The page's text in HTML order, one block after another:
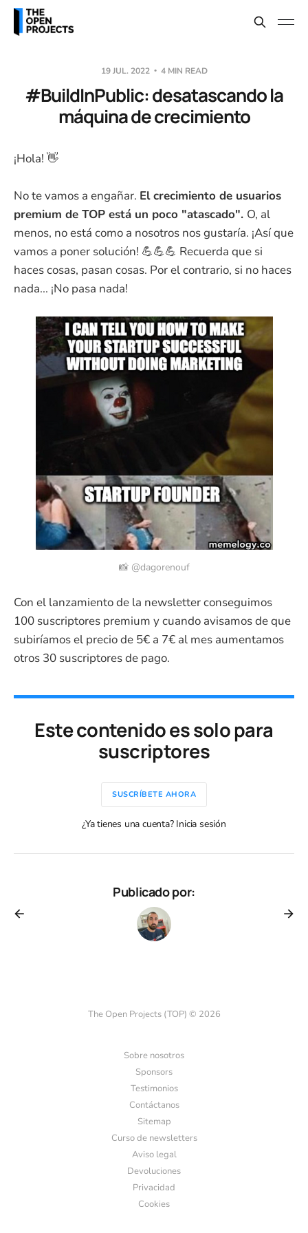
19 JUL. 2022 4 MIN READ
#BuildInPublic: desatascando la
máquina de crecimiento
¡Hola! 👋
No te vamos a engañar. El crecimiento de usuarios
premium de TOP está un poco "atascado". O, al
menos, no está como a nosotros nos gustaría. ¡Así que
vamos a poner solución! 💪💪💪 Recuerda que si
haces cosas, pasan cosas. Por el contrario, si no haces
nada... ¡No pasa nada!
📸 @dagorenouf
Con el lanzamiento de la newsletter conseguimos
100 suscriptores premium y cuando avisamos de que
subiríamos el precio de 5€ a 7€ al mes aumentamos
otros 30 suscriptores de pago.
Este contenido es solo para
suscriptores
SUSCRÍBETE AHORA
¿Ya tienes una cuenta? Inicia sesión
Publicado por:
The Open Projects (TOP) © 2026
Sobre nosotros
Sponsors
Testimonios
Contáctanos
Sitemap
Curso de newsletters
Aviso legal
Devoluciones
Privacidad
Cookies